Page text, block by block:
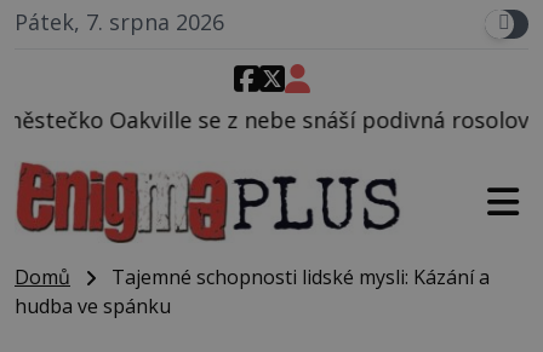
Pátek, 7. srpna 2026
se z nebe snáší podivná rosolovitá látka
Domů
Tajemné schopnosti lidské mysli: Kázání a
hudba ve spánku